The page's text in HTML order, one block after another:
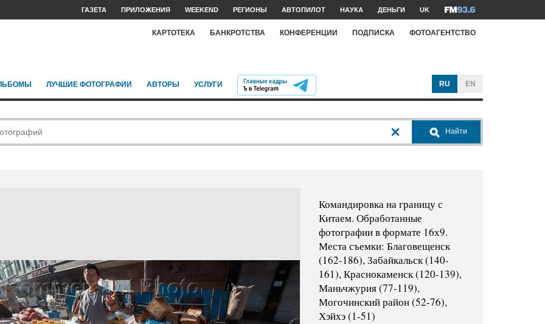
ГАЗЕТА ПРИЛОЖЕНИЯ WEEKEND РЕГИОНЫ АВТОПИЛОТ НАУКА ДЕНЬГИ UK
КАРТОТЕКА БАНКРОТСТВА КОНФЕРЕНЦИИ ПОДПИСКА ФОТОАГЕНТСТВО
ЛУЧШИЕ ФОТОГРАФИИ АВТОРЫ УСЛУГИ RU EN
Найти
Командировка на границу с
Китаем. Обработанные
фотографии в формате 16х9.
Места съемки: Благовещенск
(162-186), Забайкальск (140-
161), Краснокаменск (120-139),
Маньчжурия (77-119),
Могочинский район (52-76),
Хэйхэ (1-51)